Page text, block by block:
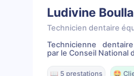
Ludivine
Technicien dentaire
Technicienne
par le Conseil National
📖 5 prestations 🤩